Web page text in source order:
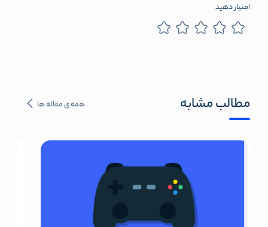
امتیاز دهید
مطالب مشابه همه ی مقاله ها